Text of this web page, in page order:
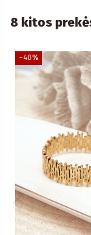
8 kitos
−40%